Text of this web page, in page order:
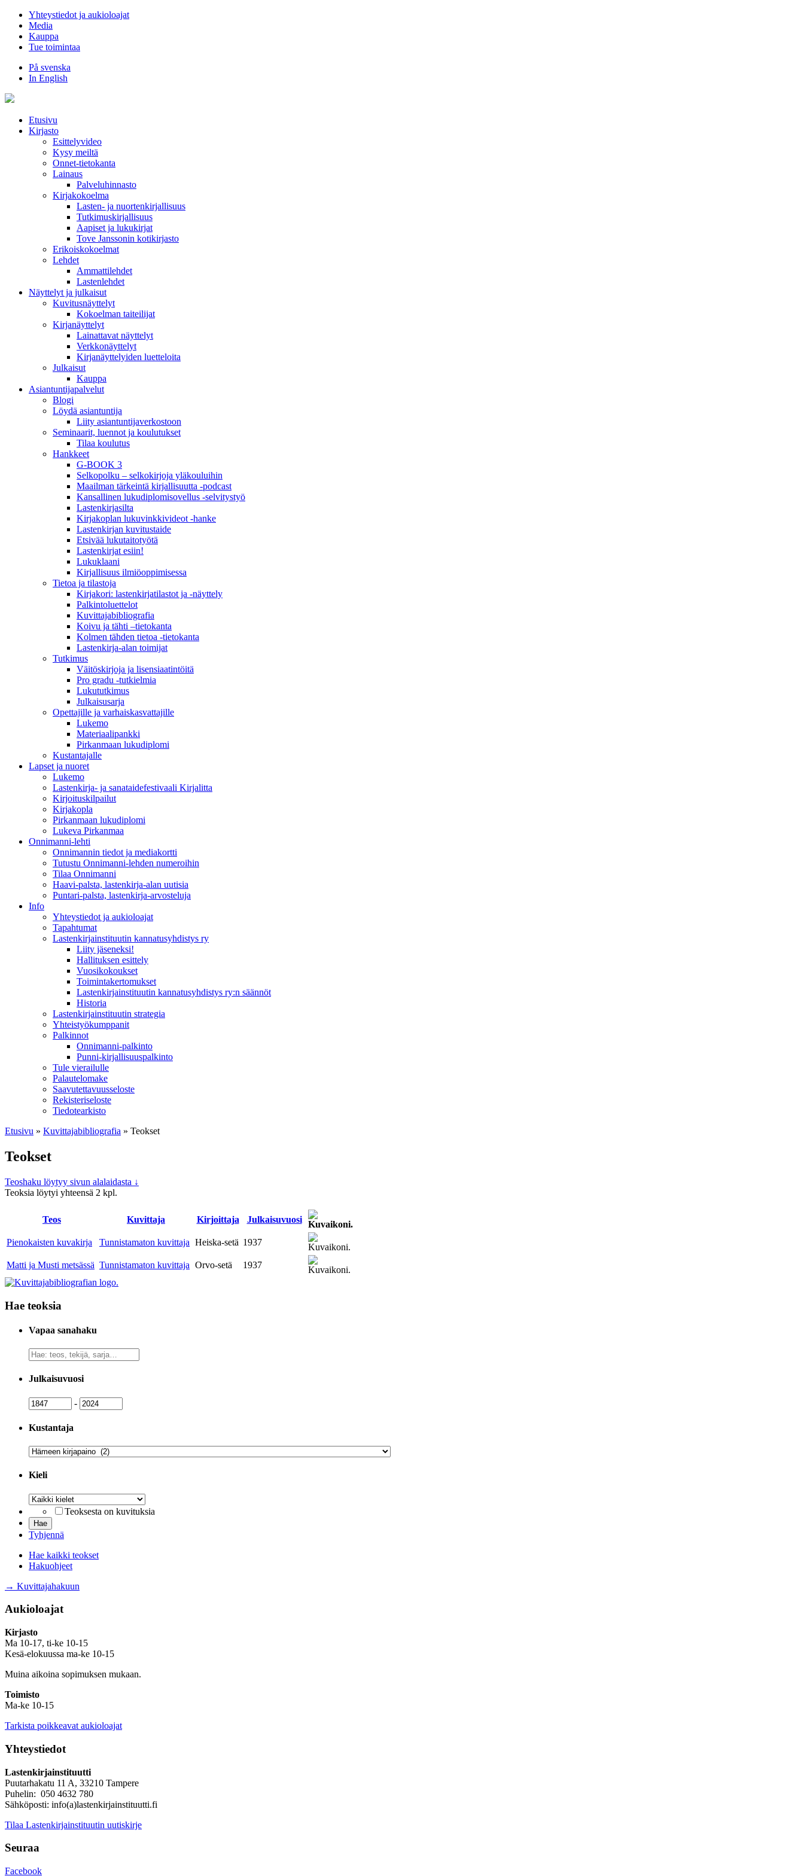
Hyppää
sisältöön
Yhteystiedot ja aukioloajat
Media
Kauppa
Tue toimintaa
På svenska
In English
Etusivu
Kirjasto
Esittelyvideo
Kysy meiltä
Onnet-tietokanta
Lainaus
Palveluhinnasto
Kirjakokoelma
Lasten- ja nuortenkirjallisuus
Tutkimuskirjallisuus
Aapiset ja lukukirjat
Tove Janssonin kotikirjasto
Erikoiskokoelmat
Lehdet
Ammattilehdet
Lastenlehdet
Näyttelyt ja julkaisut
Kuvitusnäyttelyt
Kokoelman taiteilijat
Kirjanäyttelyt
Lainattavat näyttelyt
Verkkonäyttelyt
Kirjanäyttelyiden luetteloita
Julkaisut
Kauppa
Asiantuntija­palvelut
Blogi
Löydä asiantuntija
Liity asiantuntijaverkostoon
Seminaarit, luennot ja koulutukset
Tilaa koulutus
Hankkeet
G-BOOK 3
Selkopolku – selkokirjoja yläkouluihin
Maailman tärkeintä kirjallisuutta -podcast
Kansallinen lukudiplomisovellus -selvitystyö
Lastenkirjasilta
Kirjakoplan lukuvinkkivideot -hanke
Lastenkirjan kuvitustaide
Etsivää lukutaitotyötä
Lastenkirjat esiin!
Lukuklaani
Kirjallisuus ilmiöoppimisessa
Tietoa ja tilastoja
Kirjakori: lastenkirjatilastot ja -näyttely
Palkintoluettelot
Kuvittaja­bibliografia
Koivu ja tähti –tietokanta
Kolmen tähden tietoa -tietokanta
Lastenkirja-alan toimijat
Tutkimus
Väitöskirjoja ja lisensiaatintöitä
Pro gradu -tutkielmia
Lukututkimus
Julkaisusarja
Opettajille ja varhaiskasvattajille
Lukemo
Materiaalipankki
Pirkanmaan lukudiplomi
Kustantajalle
Lapset ja nuoret
Lukemo
Lastenkirja- ja sanataidefestivaali Kirjalitta
Kirjoituskilpailut
Kirjakopla
Pirkanmaan lukudiplomi
Lukeva Pirkanmaa
Onnimanni-lehti
Onnimannin tiedot ja mediakortti
Tutustu Onnimanni-lehden numeroihin
Tilaa Onnimanni
Haavi-palsta, lastenkirja-alan uutisia
Puntari-palsta, lastenkirja-arvosteluja
Info
Yhteystiedot ja aukioloajat
Tapahtumat
Lastenkirjainstituutin kannatusyhdistys ry
Liity jäseneksi!
Hallituksen esittely
Vuosikokoukset
Toimintakertomukset
Lastenkirjainstituutin kannatusyhdistys ry:n säännöt
Historia
Lastenkirjainstituutin strategia
Yhteistyökumppanit
Palkinnot
Onnimanni-palkinto
Punni-kirjallisuuspalkinto
Tule vierailulle
Palautelomake
Saavutettavuusseloste
Rekisteriseloste
Tiedotearkisto
Etusivu » Kuvittaja­bibliografia » Teokset
Teokset
Teoshaku löytyy sivun alalaidasta ↓
Teoksia löytyi yhteensä 2 kpl.
Teos Kuvitta­ja Kirjoitta­ja Julkaisu­vuosi
Pienokaisten kuvakirja Tunnistamaton kuvittaja Heiska-setä 1937
Matti ja Musti metsässä Tunnistamaton kuvittaja Orvo-setä 1937
Hae teoksia
Vapaa sanahaku
Vapaa
sanahaku
Julkaisuvuosi
Julkaisuvuosi
- Julkaisuvuosi
Kustantaja
Kustantaja
Kieli
Kieli
Teoksesta on kuvituksia
Tyhjennä
Hae kaikki teokset
Hakuohjeet
→ Kuvittajahakuun
Aukioloajat
Kirjasto
Ma 10-17, ti-ke 10-15
Kesä-elokuussa ma-ke 10-15
Muina aikoina sopimuksen mukaan.
Toimisto
Ma-ke 10-15
Tarkista poikkeavat aukioloajat
Yhteystiedot
Lastenkirjainstituutti
Puutarhakatu 11 A, 33210 Tampere
Puhelin: 050 4632 780
Sähköposti: info(a)lastenkirjainstituutti.fi
Tilaa Lastenkirjainstituutin uutiskirje
Seuraa
Facebook